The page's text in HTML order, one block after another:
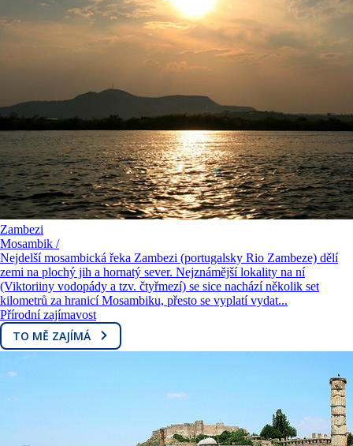
Zambezi
Mosambik /
Nejdelší mosambická řeka Zambezi (portugalsky Rio Zambeze) dělí
zemi na plochý jih a hornatý sever. Nejznámější lokality na ní
(Viktoriiny vodopády a tzv. čtyřmezí) se sice nachází několik set
kilometrů za hranicí Mosambiku, přesto se vyplatí vydat...
Přírodní zajímavost
TO MĚ ZAJÍMÁ